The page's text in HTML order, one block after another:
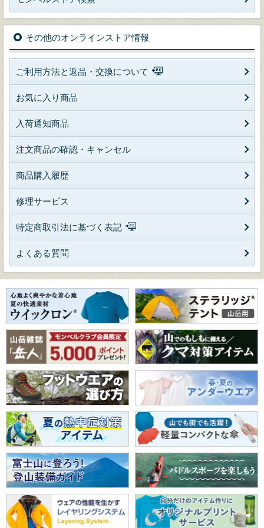
その他のオンラインストア情報
ご利用方法と返品・交換について
お気に入り商品
入荷通知商品
注文商品の確認・キャンセル
商品購入履歴
修理サービス
特定商取引法に基づく表記
よくある質問